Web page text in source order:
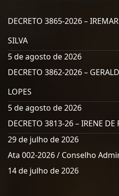
DECRETO 3865-2026 –
SILVA
5 de agosto de 2026
DECRETO 3862-2026 –
LOPES
5 de agosto de 2026
DECRETO 3813-26 – IRENE DE
29 de julho de 2026
Ata 002-2026 / Conselho
14 de julho de 2026